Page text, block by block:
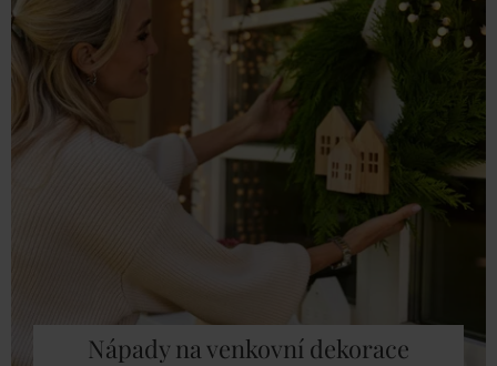
Nápady na venkovní dekorace